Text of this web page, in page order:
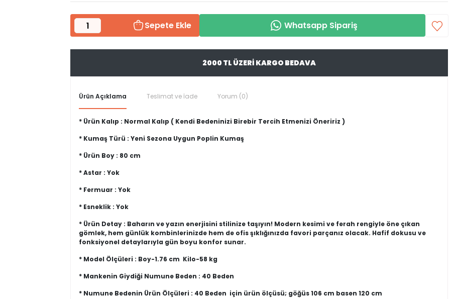
Sepete Ekle Whatsapp Sipariş
2000 TL ÜZERİ KARGO BEDAVA
Ürün Açıklama Teslimat ve İade Yorum (0)
* Ürün Kalıp : Normal Kalıp ( Kendi Bedeninizi Birebir Tercih Etmenizi Öneririz )
* Kumaş Türü : Yeni Sezona Uygun Poplin Kumaş
* Ürün Boy : 80 cm
* Astar : Yok
* Fermuar : Yok
* Esneklik : Yok
* Ürün Detay : Baharın ve yazın enerjisini stilinize taşıyın! Modern kesimi ve ferah rengiyle öne çıkan
gömlek, hem günlük kombinlerinizde hem de ofis şıklığınızda favori parçanız olacak. Hafif dokusu ve
fonksiyonel detaylarıyla gün boyu konfor sunar.
* Model Ölçüleri : Boy-1.76 cm Kilo-58 kg
* Mankenin Giydiği Numune Beden : 40 Beden
* Numune Bedenin Ürün Ölçüleri : 40 Beden için ürün ölçüsü; göğüs 106 cm basen 120 cm